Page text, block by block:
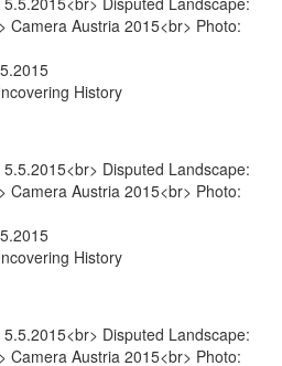
History
History